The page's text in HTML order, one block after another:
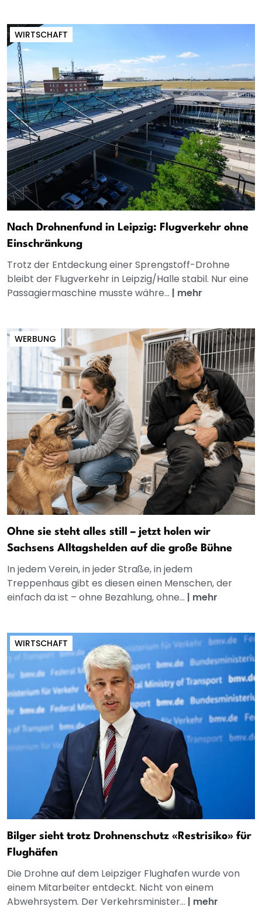
WIRTSCHAFT
Nach Drohnenfund in Leipzig: Flugverkehr ohne
Einschränkung
Trotz der Entdeckung einer Sprengstoff-Drohne
bleibt der Flugverkehr in Leipzig/Halle stabil. Nur eine
Passagiermaschine musste währe... | mehr
WERBUNG
Ohne sie steht alles still – jetzt holen wir
Sachsens Alltagshelden auf die große Bühne
In jedem Verein, in jeder Straße, in jedem
Treppenhaus gibt es diesen einen Menschen, der
einfach da ist – ohne Bezahlung, ohne... | mehr
WIRTSCHAFT
Bilger sieht trotz Drohnenschutz «Restrisiko» für
Flughäfen
Die Drohne auf dem Leipziger Flughafen wurde von
einem Mitarbeiter entdeckt. Nicht von einem
Abwehrsystem. Der Verkehrsminister... | mehr